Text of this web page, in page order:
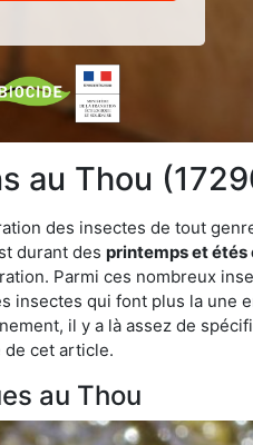
au Thou
des insectes de tout
durant des printemps et étés
Parmi ces nombreux
insectes qui font plus la une
il y a là assez de
de cet article.
au Thou